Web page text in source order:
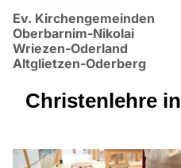
Ev. Kirchengemeinden
Oberbarnim-Nikolai
Wriezen-Oderland
Altglietzen-Oderberg
Christenlehre